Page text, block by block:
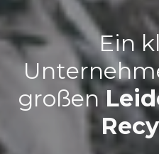
Ein k
Unternehm
großen Leid
Recy